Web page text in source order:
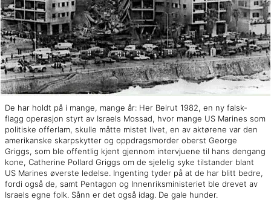
De har holdt på i mange, mange år: Her Beirut 1982, en ny falsk-
flagg operasjon styrt av Israels Mossad, hvor mange US Marines som
politiske offerlam, skulle måtte mistet livet, en av aktørene var den
amerikanske skarpskytter og oppdragsmorder oberst George
Griggs, som ble offentlig kjent gjennom intervjuene til hans dengang
kone, Catherine Pollard Griggs om de sjelelig syke tilstander blant
US Marines øverste ledelse. Ingenting tyder på at de har blitt bedre,
fordi også de, samt Pentagon og Innenriksministeriet ble drevet av
Israels egne folk. Sånn er det også idag. De gale hunder.